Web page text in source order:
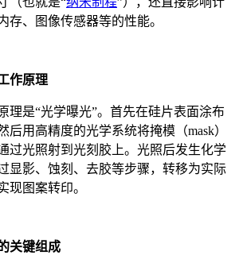
存、图像传感器等的性能。
作原理
理是“光学曝光”。首先在硅片表面涂布
后用高精度的光学系统将掩模（mask）
过光照射到光刻胶上。光照后发生化学
显影、蚀刻、去胶等步骤，转移为实际
现图案转印。
关键组成